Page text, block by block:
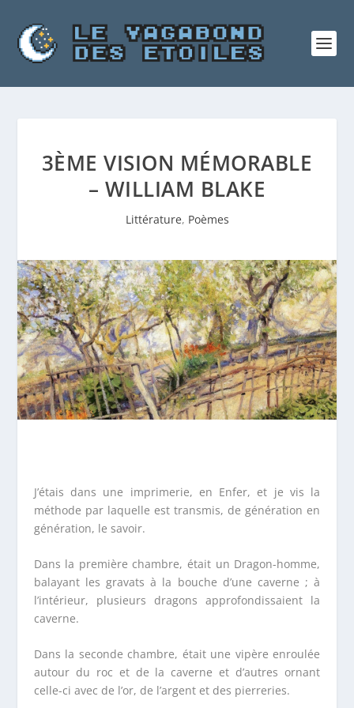
3ÈME VISION MÉMORABLE
– WILLIAM BLAKE
Littérature, Poèmes
J’étais dans une imprimerie, en Enfer, et je vis la
méthode par laquelle est transmis, de génération en
génération, le savoir.
Dans la première chambre, était un Dragon-homme,
balayant les gravats à la bouche d’une caverne ; à
l’intérieur, plusieurs dragons approfondissaient la
caverne.
Dans la seconde chambre, était une vipère enroulée
autour du roc et de la caverne et d’autres ornant
celle-ci avec de l’or, de l’argent et des pierreries.